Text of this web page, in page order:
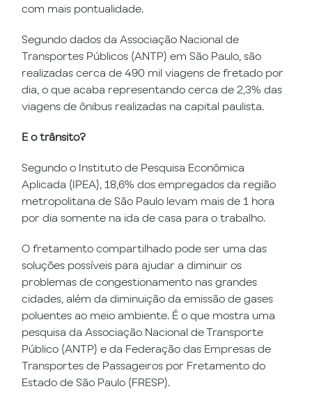
com mais pontualidade.
Segundo dados da Associação Nacional de
Transportes Públicos (ANTP) em São Paulo, são
realizadas cerca de 490 mil viagens de fretado por
dia, o que acaba representando cerca de 2,3% das
viagens de ônibus realizadas na capital paulista.
E o trânsito?
Segundo o Instituto de Pesquisa Econômica
Aplicada (IPEA), 18,6% dos empregados da região
metropolitana de São Paulo levam mais de 1 hora
por dia somente na ida de casa para o trabalho.
O fretamento compartilhado pode ser uma das
soluções possíveis para ajudar a diminuir os
problemas de congestionamento nas grandes
cidades, além da diminuição da emissão de gases
poluentes ao meio ambiente. É o que mostra uma
pesquisa da Associação Nacional de Trans­­porte
Público (ANTP) e da Fede­­ração das Empresas de
Trans­­por­­tes de Passageiros por Fret­­amento do
Estado de São Paulo (FRESP).